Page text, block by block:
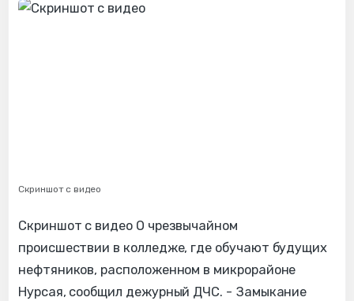
Скриншот с видео
Скриншот с видео О чрезвычайном
происшествии в колледже, где обучают будущих
нефтяников, расположенном в микрорайоне
Нурсая, сообщил дежурный ДЧС. - Замыкание